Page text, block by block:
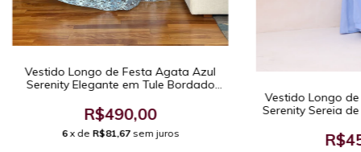
Vestido Longo de Festa Agata Azul
Serenity Elegante em Tule Bordado
R$490,00
6 x de R$81,67 sem juros
Vestido Longo
Serenity Sereia